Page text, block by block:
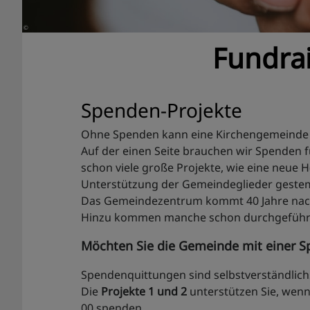
Spenden-Projekte
Ohne Spenden kann eine
Auf der einen Seite brauchen wir Spenden
schon viele große Projekte, wie eine neue
Unterstützung der Gemeindeglieder
Das Gemeindezentrum kommt 40 Jahre
Hinzu kommen manche schon
Möchten Sie die Gemeinde mit einer
Spendenquittungen sind
Die Projekte 1 und 2 unterstützen Sie,